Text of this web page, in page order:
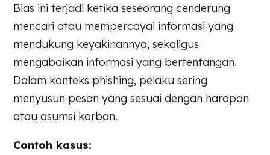
Bias ini terjadi ketika seseorang cenderung
mencari atau mempercayai informasi yang
mendukung keyakinannya, sekaligus
mengabaikan informasi yang bertentangan.
Dalam konteks phishing, pelaku sering
menyusun pesan yang sesuai dengan harapan
atau asumsi korban.
Contoh kasus: